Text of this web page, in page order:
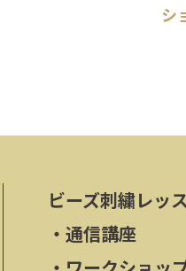
シ
ビーズ刺繍レッ
・通信講座